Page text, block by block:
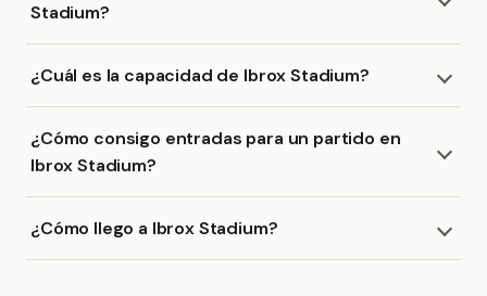
Stadium?
¿Cuál es la capacidad de Ibrox Stadium?
¿Cómo consigo entradas para un partido en
Ibrox Stadium?
¿Cómo llego a Ibrox Stadium?